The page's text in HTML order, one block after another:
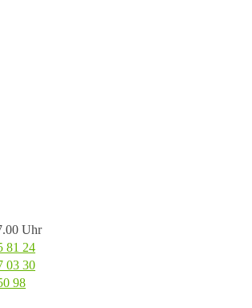
Uhr
81 24
03 30
98